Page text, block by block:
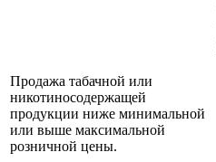
Продажа табачной или
никотиносодержащей
продукции ниже минимальной
или выше максимальной
розничной цены.